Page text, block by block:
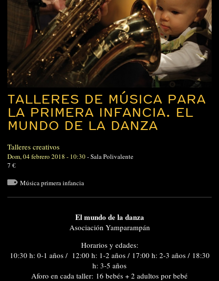
TALLERES DE MÚSICA PARA
LA PRIMERA INFANCIA. EL
MUNDO DE LA DANZA
Talleres creativos
Dom, 04 febrero 2018 - 10:30-Sala Polivalente
7 €
Música primera infancia
El mundo de la danza
Asociación Yamparampán
Horarios y edades:
10:30 h: 0-1 años / 12:00 h: 1-2 años / 17:00 h: 2-3 años / 18:30
h: 3-5 años
Aforo en cada taller: 16 bebés + 2 adultos por bebé